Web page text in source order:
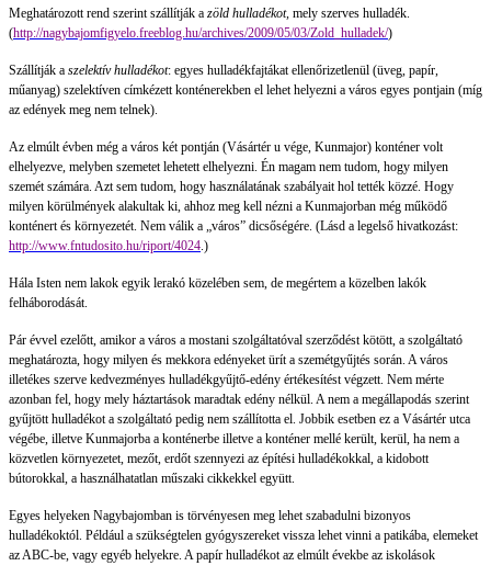
Meghatározott rend szerint szállítják a zöld hulladékot, mely szerves hulladék.
(http://nagybajomfigyelo.freeblog.hu/archives/2009/05/03/Zold_hulladek/)
Szállítják a szelektív hulladékot: egyes hulladékfajtákat ellenőrizetlenül (üveg, papír,
műanyag) szelektíven címkézett konténerekben el lehet helyezni a város egyes pontjain (míg
az edények meg nem telnek).
Az elmúlt évben még a város két pontján (Vásártér u vége, Kunmajor) konténer volt
elhelyezve, melyben szemetet lehetett elhelyezni. Én magam nem tudom, hogy milyen
szemét számára. Azt sem tudom, hogy használatának szabályait hol tették közzé. Hogy
milyen körülmények alakultak ki, ahhoz meg kell nézni a Kunmajorban még működő
konténert és környezetét. Nem válik a „város” dicsőségére. (Lásd a legelső hivatkozást:
http://www.fntudosito.hu/riport/4024.)
Hála Isten nem lakok egyik lerakó közelében sem, de megértem a közelben lakók
felháborodását.
Pár évvel ezelőtt, amikor a város a mostani szolgáltatóval szerződést kötött, a szolgáltató
meghatározta, hogy milyen és mekkora edényeket ürít a szemétgyűjtés során. A város
illetékes szerve kedvezményes hulladékgyűjtő-edény értékesítést végzett. Nem mérte
azonban fel, hogy mely háztartások maradtak edény nélkül. A nem a megállapodás szerint
gyűjtött hulladékot a szolgáltató pedig nem szállította el. Jobbik esetben ez a Vásártér utca
végébe, illetve Kunmajorba a konténerbe illetve a konténer mellé került, kerül, ha nem a
közvetlen környezetet, mezőt, erdőt szennyezi az építési hulladékokkal, a kidobott
bútorokkal, a használhatatlan műszaki cikkekkel együtt.
Egyes helyeken Nagybajomban is törvényesen meg lehet szabadulni bizonyos
hulladékoktól. Például a szükségtelen gyógyszereket vissza lehet vinni a patikába, elemeket
az ABC-be, vagy egyéb helyekre. A papír hulladékot az elmúlt évekbe az iskolások